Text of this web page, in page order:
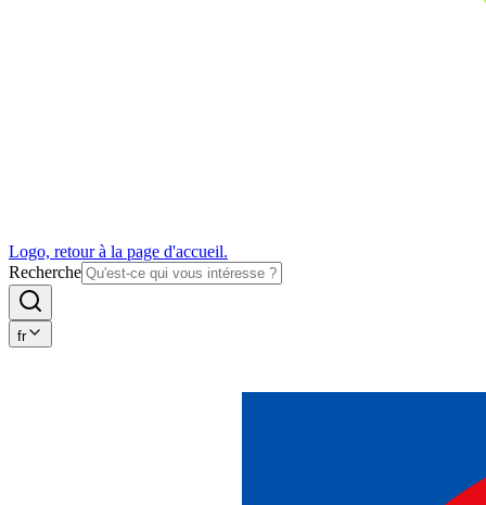
Logo, retour à la page d'accueil.
Recherche
fr